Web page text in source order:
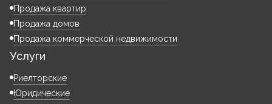
Продажа квартир
Продажа домов
Продажа коммерческой недвижимости
Услуги
Риелторские
Юридические